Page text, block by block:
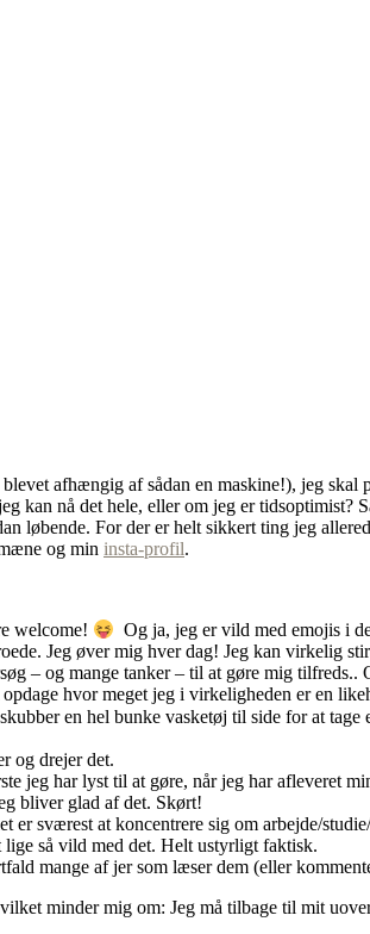
afhængig af sådan en maskine!), jeg
kan nå det hele, eller om jeg er
løbende. For der er helt sikkert ting jeg
og min insta-profil.
welcome!
Og ja, jeg er vild med emojis i
Jeg øver mig hver dag! Jeg kan virkelig
– og mange tanker – til at gøre mig
hvor meget jeg i virkeligheden er en
en hel bunke vasketøj til side for at
og drejer det.
jeg har lyst til at gøre, når jeg har afleveret
bliver glad af det. Skørt!
er sværest at koncentrere sig om arbejde/
så vild med det. Helt ustyrligt faktisk.
mange af jer som læser dem (eller
minder mig om: Jeg må tilbage til mit